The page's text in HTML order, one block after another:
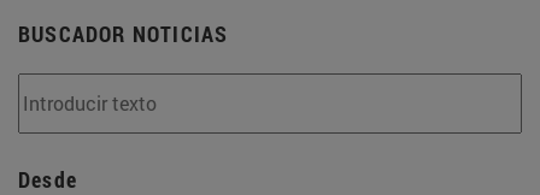
BUSCADOR NOTICIAS
Desde